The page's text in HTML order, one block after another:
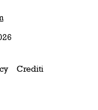
Crediti